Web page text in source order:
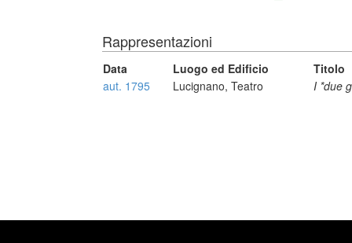
Rappresentazioni
Data Luogo ed Edificio
Titolo
aut. 1795
Lucignano, Teatro I *due